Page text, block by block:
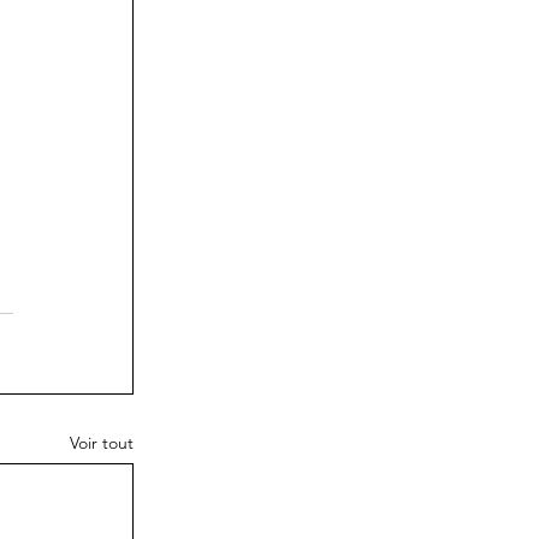
Voir tout